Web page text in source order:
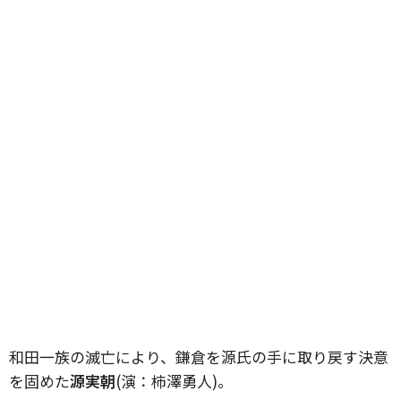
和田一族の滅亡により、鎌倉を源氏の手に取り戻す決意
を固めた源実朝(演：柿澤勇人)。